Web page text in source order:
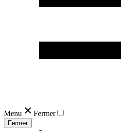
Menu Fermer
Fermer